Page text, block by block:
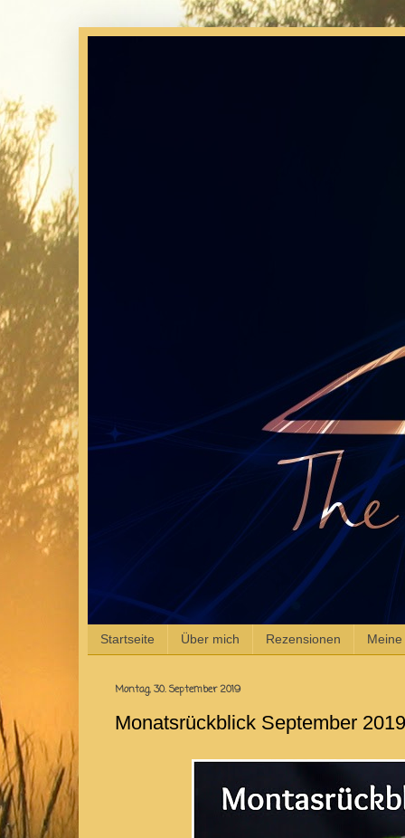
Startseite Über mich Rezensionen
Montag, 30. September 2019
Monatsrückblick September 2019